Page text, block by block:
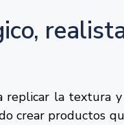
replicar la textura
crear productos